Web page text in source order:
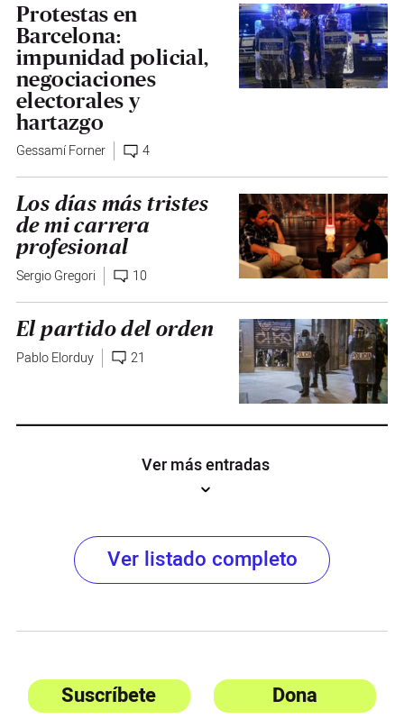
Protestas en
Barcelona:
impunidad policial,
negociaciones
electorales y
hartazgo
Gessamí Forner 4
Los días más tristes
de mi carrera
profesional
Sergio Gregori 10
El partido del orden
Pablo Elorduy 21
Ver más entradas
Ver listado completo
Suscríbete Dona